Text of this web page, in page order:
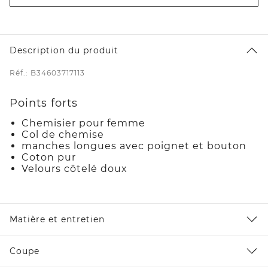
Description du produit
Réf.: B34603717113
Points forts
Chemisier pour femme
Col de chemise
manches longues avec poignet et bouton
Coton pur
Velours côtelé doux
Matière et entretien
Coupe